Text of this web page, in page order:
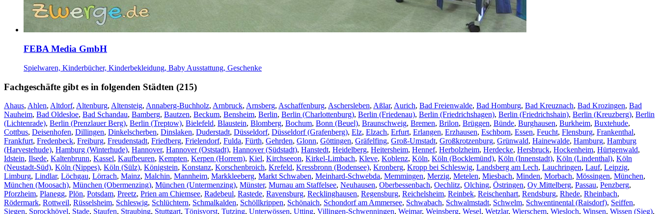
FEBA Media GmbH
Spielwaren, Kinderbücher, Kinderbekleidung, Baby Ausstattung, Geschenke
Fachgeschäfte gibt es in folgenden Städten (215)
Ahaus, Ahlen, Altdorf, Altenburg, Altensteig, Annaberg-Buchholz, Arnbruck, Arnsberg, Aschaffenburg, Aschersleben, Aßlar, Aurich, Bad Freienwalde, Bad Homburg, Bad Kreuznach, Bad Krozingen, Bad
Nauheim, Bad Oldesloe, Bad Schandau, Bamberg, Bautzen, Beckum, Bensheim, Berlin, Berlin (Charlottenburg), Berlin (Friedenau), Berlin (Friedrichshagen), Berlin (Friedrichshain), Berlin (Kreuzberg), Berlin
(Lichtenrade), Berlin (Prenzlauer Berg), Berlin (Treptow), Bielefeld, Blaustein, Blomberg, Bochum, Bonn (Beuel), Braunschweig, Bremen, Brilon, Brüggen, Bünde, Burghausen, Burkheim, Buxtehude,
Cottbus, Deisenhofen, Dillingen, Dinkelscherben, Dinslaken, Duderstadt, Düsseldorf, Düsseldorf (Grafenberg), Elz, Elzach, Erfurt, Erlangen, Erzhausen, Eschborn, Essen, Feucht, Flensburg, Frankenthal,
Frankfurt, Fredenbeck, Freiburg, Freudenstadt, Friedberg, Frielendorf, Fulda, Fürth, Gehrden, Glonn, Göttingen, Gräfelfing, Groß-Umstadt, Großkrotzenburg, Grünwald, Hainewalde, Hamburg, Hamburg
(Harvestehude), Hamburg (Winterhude), Hannover, Hannover (Oststadt), Hannover (Südstadt), Hanstedt, Heidelberg, Heitersheim, Hennef, Herbolzheim, Herdecke, Hersbruck, Hockenheim, Hürtgenwald,
Idstein, Ilsede, Kaltenbrunn, Kassel, Kaufbeuren, Kempten, Kerpen (Horrem), Kiel, Kirchseeon, Kirkel-Limbach, Kleve, Koblenz, Köln, Köln (Bocklemünd), Köln (Innenstadt), Köln (Lindenthal), Köln
(Neustadt-Süd), Köln (Nippes), Köln (Sülz), Königstein, Konstanz, Korschenbroich, Krefeld, Kressbronn (Bodensee), Kronberg, Kropp bei Schleswig, Landsberg am Lech, Lauchringen, Lauf, Leipzig,
Limburg, Lindlar, Löchgau, Lörrach, Mainz, Malchin, Mannheim, Markkleeberg, Markt Schwaben, Meinhard-Schwebda, Memmingen, Merzig, Metelen, Miesbach, Minden, Morbach, Mössingen, München,
München (Moosach), München (Obermenzing), München (Untermenzing), Münster, Murnau am Staffelsee, Neuhausen, Oberbessenbach, Oechlitz, Olching, Östringen, Oy Mittelberg, Passau, Penzberg,
Pforzheim, Planegg, Plön, Potsdam, Preetz, Prien am Chiemsee, Radebeul, Rastede, Ravensburg, Recklinghausen, Regensburg, Reichelsheim, Reinbek, Reischenhart, Rendsburg, Rhede, Rheinbach,
Rödermark, Rottweil, Rüsselsheim, Schleswig, Schlüchtern, Schmalkalden, Schöllkrippen, Schönaich, Schondorf am Ammersee, Schwabach, Schwalmstadt, Schwelm, Schwentinental (Raisdorf), Seiffen,
Siegen, Sprockhövel, Stade, Staufen, Straubing, Stuttgart, Tönisvorst, Tutzing, Unterwössen, Utting, Villingen-Schwenningen, Weimar, Weinsberg, Wesel, Wetzlar, Wierschem, Wiesloch, Winsen, Wissen (Sieg),